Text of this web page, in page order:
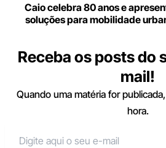
Caio celebra 80 anos e
soluções para mobilidade
Receba os posts do
mail!
Quando uma matéria for
hora.